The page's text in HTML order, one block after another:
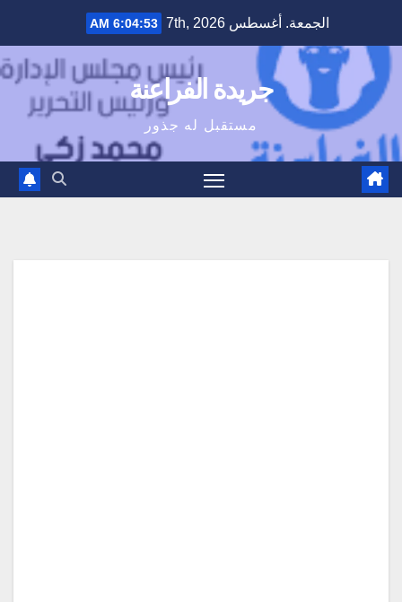
content
الجمعة. أغسطس 7th, 2026 6:04:54 AM
جريدة الفراعنة
مستقبل له جذور